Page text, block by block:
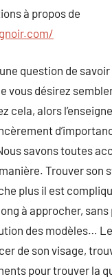
à propos de
question de
vous désirez
cela, alors
savons toutes
Trouver son
plus il est
à approcher, sans
des modèles…
de son visage,
pour trouver la